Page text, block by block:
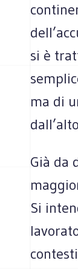
si è
ma di
Già da
Si